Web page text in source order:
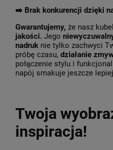
➡️ Brak konkurencji dzięki
Gwarantujemy, że nasz
jakości. Jego
nadruk nie tylko zachwyci
próbę czasu, działanie
połączenie stylu i
napój smakuje jeszcze
Twoja
inspiracja!